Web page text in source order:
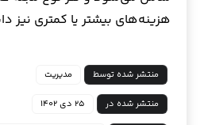
هزینه‌های بیشتر یا کمتری نیز
منتشر شده توسط مدیریت
منتشر شده در ۲۵ دی ۱۴۰۲